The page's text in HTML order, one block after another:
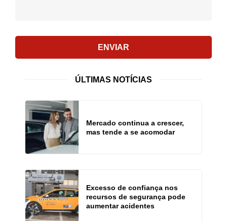
ENVIAR
ÚLTIMAS NOTÍCIAS
Mercado continua a crescer,
mas tende a se acomodar
Excesso de confiança nos
recursos de segurança pode
aumentar acidentes